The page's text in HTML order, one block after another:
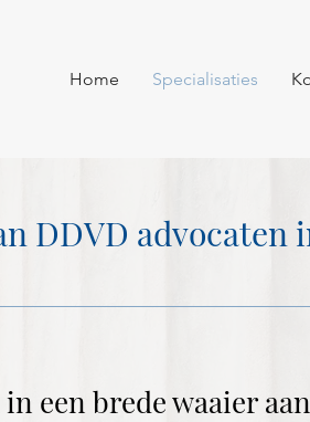
Home Specialisaties
DDVD advocaten
een brede waaier